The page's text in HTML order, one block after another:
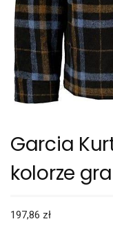
Garcia
kolorze
197,86 zł